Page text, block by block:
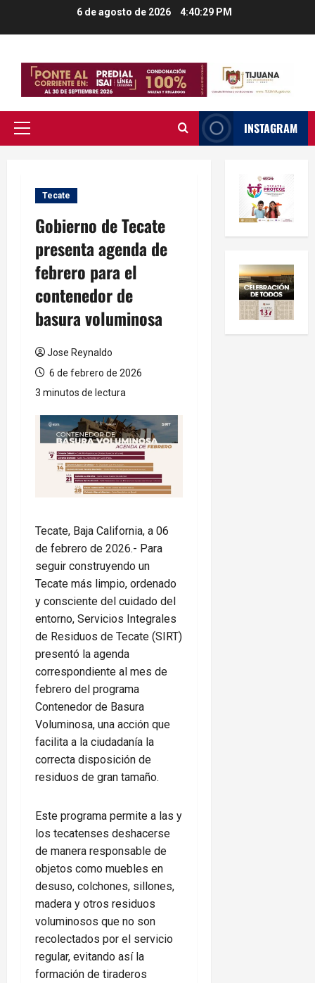
6 de agosto de 2026 4:40:29 PM
Menú
INSTAGRAM
Tecate
Gobierno de Tecate
presenta agenda de
febrero para el
contenedor de
basura voluminosa
Jose Reynaldo
6 de febrero de 2026
3 minutos de lectura
Tecate, Baja California, a 06
de febrero de 2026.- Para
seguir construyendo un
Tecate más limpio, ordenado
y consciente del cuidado del
entorno, Servicios Integrales
de Residuos de Tecate (SIRT)
presentó la agenda
correspondiente al mes de
febrero del programa
Contenedor de Basura
Voluminosa, una acción que
facilita a la ciudadanía la
correcta disposición de
residuos de gran tamaño.
Este programa permite a las y
los tecatenses deshacerse
de manera responsable de
objetos como muebles en
desuso, colchones, sillones,
madera y otros residuos
voluminosos que no son
recolectados por el servicio
regular, evitando así la
formación de tiraderos